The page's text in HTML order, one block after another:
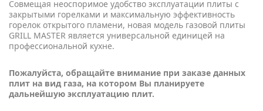
Совмещая неоспоримое удобство эксплуатации плиты с
закрытыми горелками и максимальную эффективность
горелок открытого пламени, новая модель газовой плиты
GRILL MASTER является универсальной единицей на
профессиональной кухне.
Пожалуйста, обращайте внимание при заказе данных
плит на вид газа, на котором Вы планируете
дальнейшую эксплуатацию плит.